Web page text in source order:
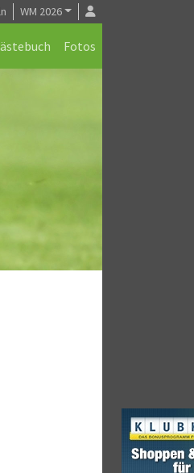
WM 2026
Fotos